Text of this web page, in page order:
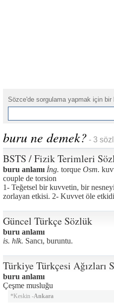
Sözce'de sorgulama yapmak için bir
buru ne demek? - 3
BSTS / Fizik Terimleri
buru anlamı İng. torque Osm.
couple de torsion
1- Teğetsel bir kuvvetin, bir
zorlayan etkisi. 2- Kuvvet öle
Güncel Türkçe Sözlük
buru anlamı
is. hlk. Sancı, buruntu.
Türkiye Türkçesi Ağızları
buru anlamı
Çeşme musluğu
*Keskin -Ankara